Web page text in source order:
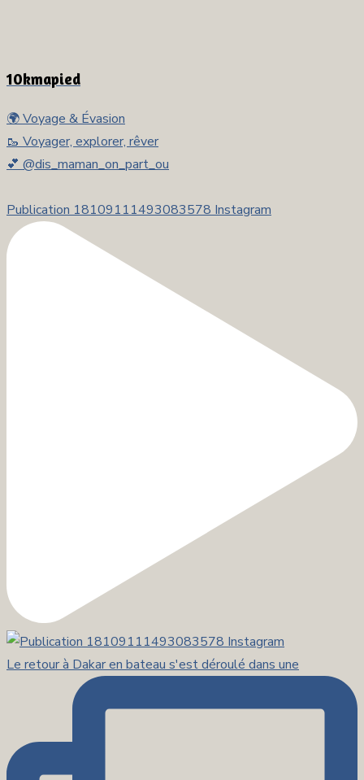
10kmapied
🌍 Voyage & Évasion
🥾 Voyager, explorer, rêver
💕 @dis_maman_on_part_ou
Publication 18109111493083578 Instagram
Le retour à Dakar en bateau s'est déroulé dans une